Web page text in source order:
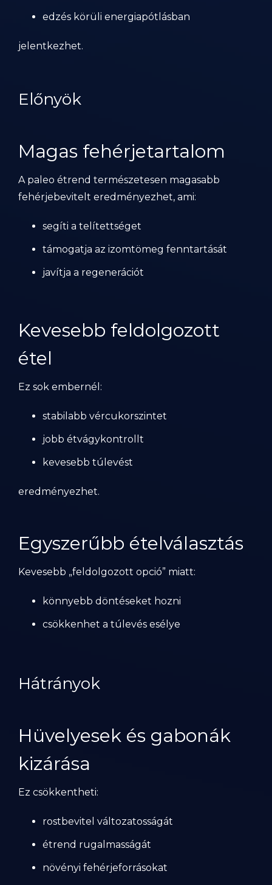
edzés körüli energiapótlásban
jelentkezhet.
Előnyök
Magas fehérjetartalom
A paleo étrend természetesen magasabb
fehérjebevitelt eredményezhet, ami:
segíti a telítettséget
támogatja az izomtömeg fenntartását
javítja a regenerációt
Kevesebb feldolgozott
étel
Ez sok embernél:
stabilabb vércukorszintet
jobb étvágykontrollt
kevesebb túlevést
eredményezhet.
Egyszerűbb ételválasztás
Kevesebb „feldolgozott opció” miatt:
könnyebb döntéseket hozni
csökkenhet a túlevés esélye
Hátrányok
Hüvelyesek és gabonák
kizárása
Ez csökkentheti:
rostbevitel változatosságát
étrend rugalmasságát
növényi fehérjeforrásokat